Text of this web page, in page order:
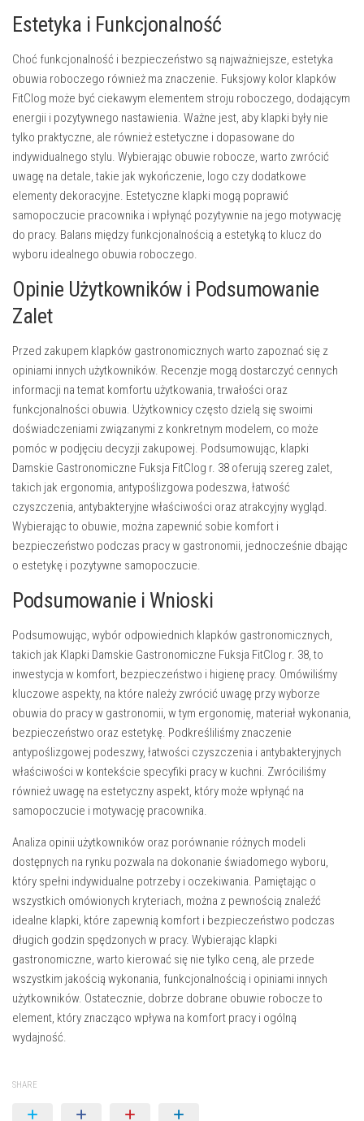
Estetyka i Funkcjonalność
Choć funkcjonalność i bezpieczeństwo są najważniejsze, estetyka
obuwia roboczego również ma znaczenie. Fuksjowy kolor klapków
FitClog może być ciekawym elementem stroju roboczego, dodającym
energii i pozytywnego nastawienia. Ważne jest, aby klapki były nie
tylko praktyczne, ale również estetyczne i dopasowane do
indywidualnego stylu. Wybierając obuwie robocze, warto zwrócić
uwagę na detale, takie jak wykończenie, logo czy dodatkowe
elementy dekoracyjne. Estetyczne klapki mogą poprawić
samopoczucie pracownika i wpłynąć pozytywnie na jego motywację
do pracy. Balans między funkcjonalnością a estetyką to klucz do
wyboru idealnego obuwia roboczego.
Opinie Użytkowników i Podsumowanie
Zalet
Przed zakupem klapków gastronomicznych warto zapoznać się z
opiniami innych użytkowników. Recenzje mogą dostarczyć cennych
informacji na temat komfortu użytkowania, trwałości oraz
funkcjonalności obuwia. Użytkownicy często dzielą się swoimi
doświadczeniami związanymi z konkretnym modelem, co może
pomóc w podjęciu decyzji zakupowej. Podsumowując, klapki
Damskie Gastronomiczne Fuksja FitClog r. 38 oferują szereg zalet,
takich jak ergonomia, antypoślizgowa podeszwa, łatwość
czyszczenia, antybakteryjne właściwości oraz atrakcyjny wygląd.
Wybierając to obuwie, można zapewnić sobie komfort i
bezpieczeństwo podczas pracy w gastronomii, jednocześnie dbając
o estetykę i pozytywne samopoczucie.
Podsumowanie i Wnioski
Podsumowując, wybór odpowiednich klapków gastronomicznych,
takich jak Klapki Damskie Gastronomiczne Fuksja FitClog r. 38, to
inwestycja w komfort, bezpieczeństwo i higienę pracy. Omówiliśmy
kluczowe aspekty, na które należy zwrócić uwagę przy wyborze
obuwia do pracy w gastronomii, w tym ergonomię, materiał wykonania,
bezpieczeństwo oraz estetykę. Podkreśliliśmy znaczenie
antypoślizgowej podeszwy, łatwości czyszczenia i antybakteryjnych
właściwości w kontekście specyfiki pracy w kuchni. Zwróciliśmy
również uwagę na estetyczny aspekt, który może wpłynąć na
samopoczucie i motywację pracownika.
Analiza opinii użytkowników oraz porównanie różnych modeli
dostępnych na rynku pozwala na dokonanie świadomego wyboru,
który spełni indywidualne potrzeby i oczekiwania. Pamiętając o
wszystkich omówionych kryteriach, można z pewnością znaleźć
idealne klapki, które zapewnią komfort i bezpieczeństwo podczas
długich godzin spędzonych w pracy. Wybierając klapki
gastronomiczne, warto kierować się nie tylko ceną, ale przede
wszystkim jakością wykonania, funkcjonalnością i opiniami innych
użytkowników. Ostatecznie, dobrze dobrane obuwie robocze to
element, który znacząco wpływa na komfort pracy i ogólną
wydajność.
SHARE